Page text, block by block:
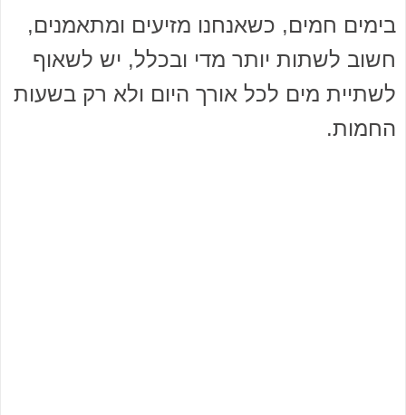
בימים חמים, כשאנחנו מזיעים ומתאמנים,
חשוב לשתות יותר מדי ובכלל, יש לשאוף
לשתיית מים לכל אורך היום ולא רק בשעות
החמות.